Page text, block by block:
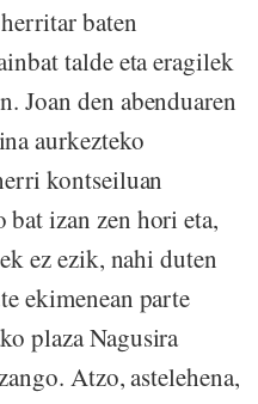
baten
talde eta eragilek
Joan den abenduaren
aurkezteko
kontseiluan
bat izan zen hori eta,
ez ezik, nahi duten
ekimenean parte
plaza Nagusira
Atzo, astelehena,